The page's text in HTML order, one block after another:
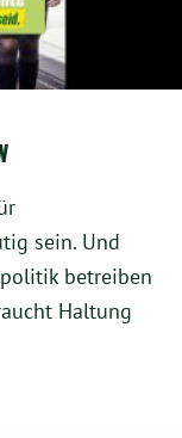
sein. Und
betreiben
Haltung